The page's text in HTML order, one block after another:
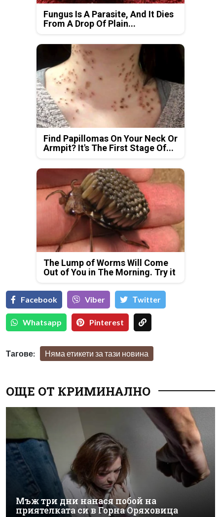
Fungus Is A Parasite, And It Dies
From A Drop Of Plain...
Find Papillomas On Your Neck Or
Armpit? It's The First Stage Of...
The Lump of Worms Will Come
Out of You in The Morning. Try it
Facebook Viber Тwitter
Whatsapp Pinterest
Тагове: Няма етикети за тази новина
ОЩЕ ОТ КРИМИНАЛНО
Мъж три дни нанася побой на
приятелката си в Горна Оряховица